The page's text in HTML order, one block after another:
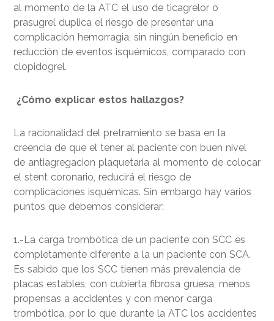
al momento de la ATC el uso de ticagrelor o
prasugrel duplica el riesgo de presentar una
complicación hemorragia, sin ningún beneficio en
reducción de eventos isquémicos, comparado con
clopidogrel.
¿Cómo explicar estos hallazgos?
La racionalidad del pretramiento se basa en la
creencia de que el tener al paciente con buen nivel
de antiagregacion plaquetaria al momento de colocar
el stent coronario, reducirá el riesgo de
complicaciones isquémicas. Sin embargo hay varios
puntos que debemos considerar:
1.-La carga trombótica de un paciente con SCC es
completamente diferente a la un paciente con SCA.
Es sabido que los SCC tienen más prevalencia de
placas estables, con cubierta fibrosa gruesa, menos
propensas a accidentes y con menor carga
trombótica, por lo que durante la ATC los accidentes